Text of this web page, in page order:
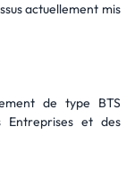
actuellement mis
de type BTS
Entreprises et des